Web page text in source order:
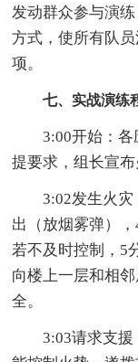
发动群众参与演
方式，使所有队
项。
七、实战演练
3:00开始：各
提要求，组长宣布
3:02发生火灾
出（放烟雾弹）
若不及时控制，5
向楼上一层和相
全。
3:03请求支援